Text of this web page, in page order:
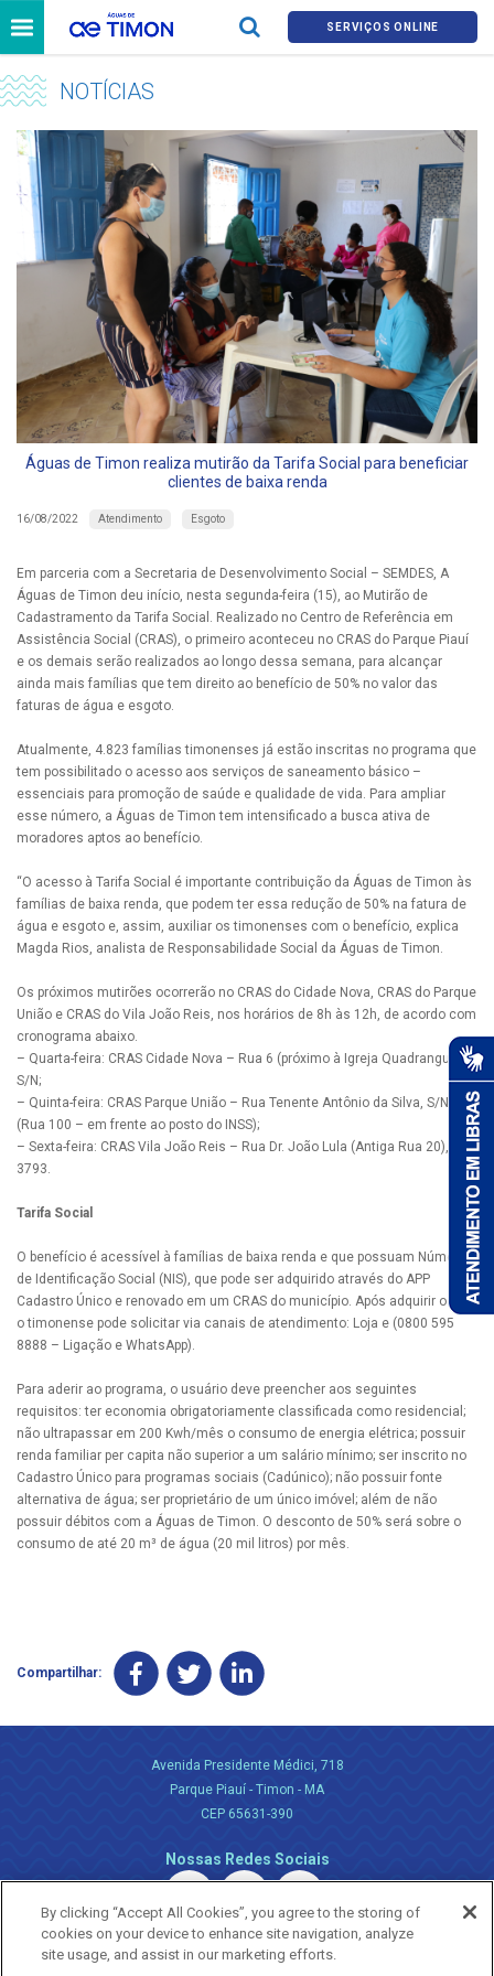
SERVIÇOS ONLINE
NOTÍCIAS
Águas de Timon realiza mutirão da Tarifa Social para beneficiar
clientes de baixa renda
16/08/2022 Atendimento Esgoto
Em parceria com a Secretaria de Desenvolvimento Social – SEMDES, A
Águas de Timon deu início, nesta segunda-feira (15), ao Mutirão de
Cadastramento da Tarifa Social. Realizado no Centro de Referência em
Assistência Social (CRAS), o primeiro aconteceu no CRAS do Parque Piauí
e os demais serão realizados ao longo dessa semana, para alcançar
ainda mais famílias que tem direito ao benefício de 50% no valor das
faturas de água e esgoto.
Atualmente, 4.823 famílias timonenses já estão inscritas no programa que
tem possibilitado o acesso aos serviços de saneamento básico –
essenciais para promoção de saúde e qualidade de vida. Para ampliar
esse número, a Águas de Timon tem intensificado a busca ativa de
moradores aptos ao benefício.
“O acesso à Tarifa Social é importante contribuição da Águas de Timon às
famílias de baixa renda, que podem ter essa redução de 50% na fatura de
água e esgoto e, assim, auxiliar os timonenses com o benefício, explica
Magda Rios, analista de Responsabilidade Social da Águas de Timon.
Os próximos mutirões ocorrerão no CRAS do Cidade Nova, CRAS do Parque
União e CRAS do Vila João Reis, nos horários de 8h às 12h, de acordo com
cronograma abaixo.
– Quarta-feira: CRAS Cidade Nova – Rua 6 (próximo à Igreja Quadrangular),
S/N;
– Quinta-feira: CRAS Parque União – Rua Tenente Antônio da Silva, S/N
(Rua 100 – em frente ao posto do INSS);
– Sexta-feira: CRAS Vila João Reis – Rua Dr. João Lula (Antiga Rua 20),
3793.
Tarifa Social
O benefício é acessível à famílias de baixa renda e que possuam Número
de Identificação Social (NIS), que pode ser adquirido através do APP
Cadastro Único e renovado em um CRAS do município. Após adquirir o NIS,
o timonense pode solicitar via canais de atendimento: Loja e (0800 595
8888 – Ligação e WhatsApp).
Para aderir ao programa, o usuário deve preencher aos seguintes
requisitos: ter economia obrigatoriamente classificada como residencial;
não ultrapassar em 200 Kwh/mês o consumo de energia elétrica; possuir
renda familiar per capita não superior a um salário mínimo; ser inscrito no
Cadastro Único para programas sociais (Cadúnico); não possuir fonte
alternativa de água; ser proprietário de um único imóvel; além de não
possuir débitos com a Águas de Timon. O desconto de 50% será sobre o
consumo de até 20 m³ de água (20 mil litros) por mês.
Compartilhar:
Avenida Presidente Médici, 718
Parque Piauí - Timon - MA
CEP 65631-390
Nossas Redes Sociais
By clicking “Accept All Cookies”, you agree to the storing of
cookies on your device to enhance site navigation, analyze
site usage, and assist in our marketing efforts.